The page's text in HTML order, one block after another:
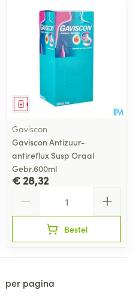
Geneesmiddel
Gaviscon
Gaviscon Antizuur-
antireflux Susp Oraal
Gebr.600ml
€ 28,32
Bestel
per pagina